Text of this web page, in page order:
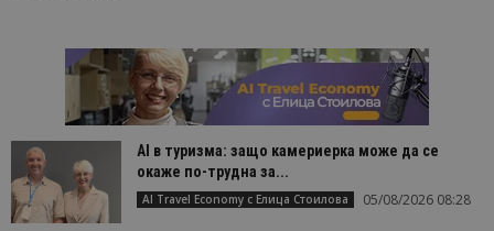
AI в туризма: защо камериерка може да се
окаже по-трудна за...
AI Travel Economy с Елица Стоилова 05/08/2026 08:28